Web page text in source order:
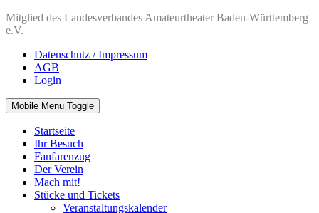
Mitglied des Landesverbandes Amateurtheater Baden-Württemberg
e.V.
Datenschutz / Impressum
AGB
Login
Mobile Menu Toggle
Startseite
Ihr Besuch
Fanfarenzug
Der Verein
Mach mit!
Stücke und Tickets
Veranstaltungskalender